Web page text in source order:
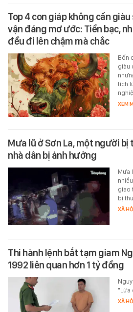
Top 4 con giáp không cần
vận đáng mơ ước: Tiền bạc,
đều đi lên chậm mà chắc
Bốn
giàu
tích
XEM
Mưa lũ ở Sơn La, một người
nhà dân bị ảnh hưởng
Mưa
giao
bị
XÃ
Thi hành lệnh bắt tạm giam
1992 liên quan hơn 1 tỷ đồng
"Lừa
XÃ